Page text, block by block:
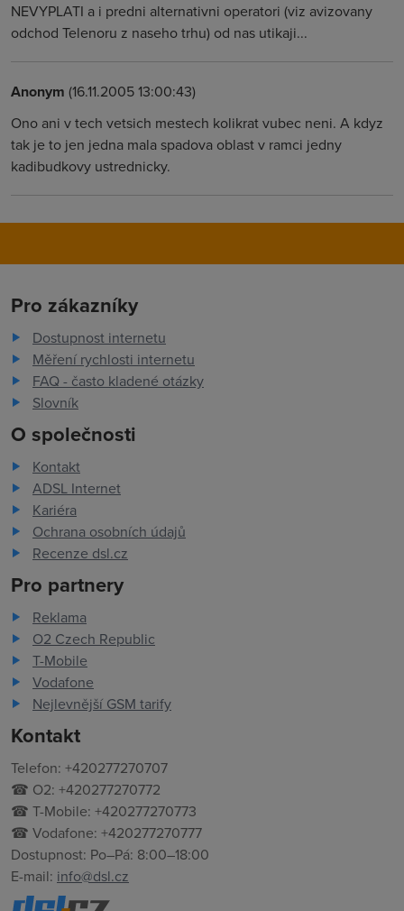
NEVYPLATI a i predni alternativni operatori (viz avizovany
odchod Telenoru z naseho trhu) od nas utikaji...
Anonym (16.11.2005 13:00:43)
Ono ani v tech vetsich mestech kolikrat vubec neni. A kdyz
tak je to jen jedna mala spadova oblast v ramci jedny
kadibudkovy ustrednicky.
Pro zákazníky
Dostupnost internetu
Měření rychlosti internetu
FAQ - často kladené otázky
Slovník
O společnosti
Kontakt
ADSL Internet
Kariéra
Ochrana osobních údajů
Recenze dsl.cz
Pro partnery
Reklama
O2 Czech Republic
T-Mobile
Vodafone
Nejlevnější GSM tarify
Kontakt
Telefon: +420277270707
☎ O2: +420277270772
☎ T-Mobile: +420277270773
☎ Vodafone: +420277270777
Dostupnost: Po–Pá: 8:00–18:00
E-mail: info@dsl.cz